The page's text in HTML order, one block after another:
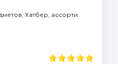
Хатбер, ассорти